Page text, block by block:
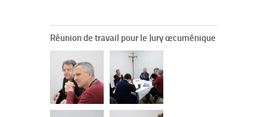
Réunion de travail pour le Jury œcuménique